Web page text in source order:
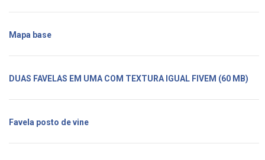
Mapa base
DUAS FAVELAS EM UMA COM TEXTURA IGUAL FIVEM (60 MB)
Favela posto de vine